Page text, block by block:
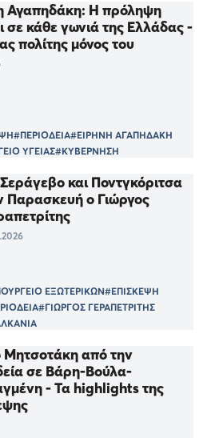
Αγαπηδάκη: Η πρόληψη
σε κάθε γωνιά της Ελλάδας -
πολίτης μόνος του
#ΠΕΡΙΟΔΕΙΑ#ΕΙΡΗΝΗ ΑΓΑΠΗΔΑΚΗ
ΥΓΕΙΑΣ#ΚΥΒΕΡΝΗΣΗ
και Ποντγκόριτσα
Παρασκευή ο Γιώργος
ΕΞΩΤΕΡΙΚΩΝ#ΕΠΙΣΚΕΨΗ
#ΓΙΩΡΓΟΣ ΓΕΡΑΠΕΤΡΙΤΗΣ
Μητσοτάκη από την
σε Βάρη-Βούλα-
- Τα highlights της